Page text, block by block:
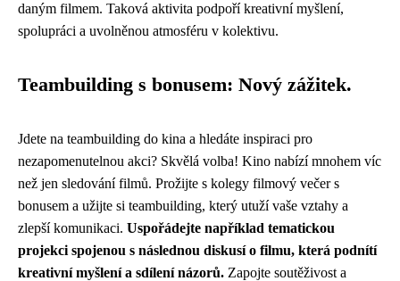
daným filmem. Taková aktivita podpoří kreativní myšlení,
spolupráci a uvolněnou atmosféru v kolektivu.
Teambuilding s bonusem: Nový zážitek.
Jdete na teambuilding do kina a hledáte inspiraci pro
nezapomenutelnou akci? Skvělá volba! Kino nabízí mnohem víc
než jen sledování filmů. Prožijte s kolegy filmový večer s
bonusem a užijte si teambuilding, který utuží vaše vztahy a
zlepší komunikaci. Uspořádejte například tematickou
projekci spojenou s následnou diskusí o filmu, která podnítí
kreativní myšlení a sdílení názorů. Zapojte soutěživost a